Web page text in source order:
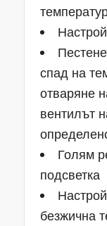
спад на
отваряне
вентилът
Голям
подсветка
безжична